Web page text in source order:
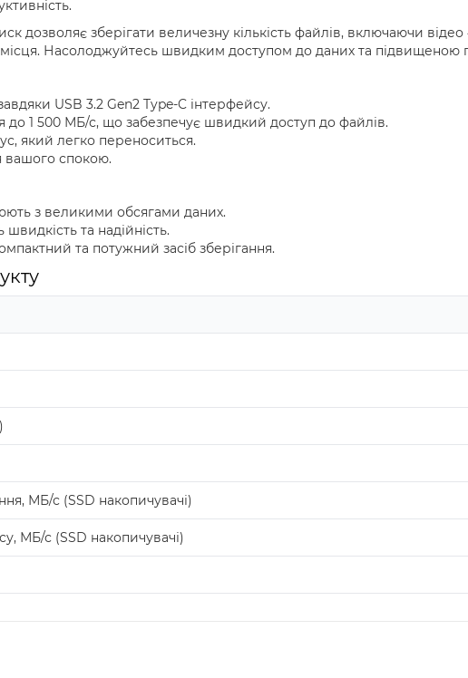
дозволяє зберігати величезну кількість файлів, включаючи
Насолоджуйтесь швидким доступом до даних та підвищеною
USB 3.2 Gen2 Type-C інтерфейсу.
до 1 500 МБ/с, що забезпечує швидкий доступ до файлів.
який легко переноситься.
вашого спокою.
з великими обсягами даних.
та надійність.
та потужний засіб зберігання.
МБ/с (SSD накопичувачі)
МБ/с (SSD накопичувачі)